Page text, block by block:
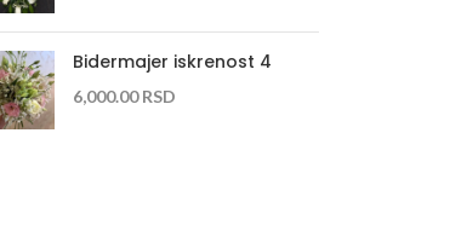
Bidermajer iskrenost 4
6,000.00RSD